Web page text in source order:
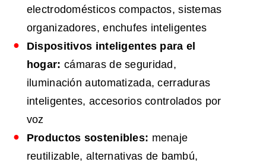
electrodomésticos compactos, sistemas
organizadores, enchufes inteligentes
Dispositivos inteligentes para el
hogar: cámaras de seguridad,
iluminación automatizada, cerraduras
inteligentes, accesorios controlados por
voz
Productos sostenibles: menaje
reutilizable, alternativas de bambú,